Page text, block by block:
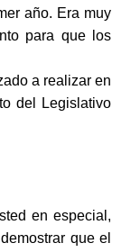
año. Era muy
para que los
a realizar en
del Legislativo
en especial,
que el